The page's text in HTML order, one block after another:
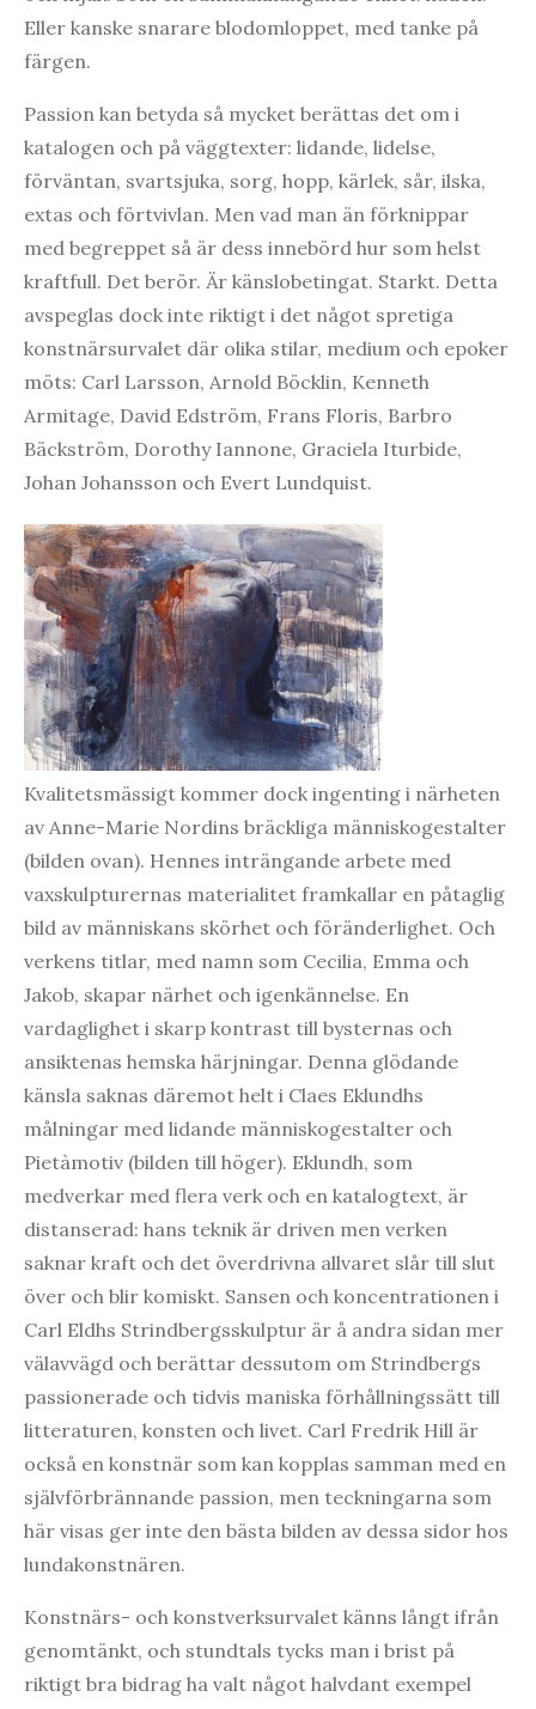
Eller kanske snarare blodomloppet, med tanke på
färgen.
Passion kan betyda så mycket berättas det om i
katalogen och på väggtexter: lidande, lidelse,
förväntan, svartsjuka, sorg, hopp, kärlek, sår, ilska,
extas och förtvivlan. Men vad man än förknippar
med begreppet så är dess innebörd hur som helst
kraftfull. Det berör. Är känslobetingat. Starkt. Detta
avspeglas dock inte riktigt i det något spretiga
konstnärsurvalet där olika stilar, medium och epoker
möts: Carl Larsson, Arnold Böcklin, Kenneth
Armitage, David Edström, Frans Floris, Barbro
Bäckström, Dorothy Iannone, Graciela Iturbide,
Johan Johansson och Evert Lundquist.
Kvalitetsmässigt kommer dock ingenting i närheten
av Anne-Marie Nordins bräckliga människogestalter
(bilden ovan). Hennes inträngande arbete med
vaxskulpturernas materialitet framkallar en påtaglig
bild av människans skörhet och föränderlighet. Och
verkens titlar, med namn som Cecilia, Emma och
Jakob, skapar närhet och igenkännelse. En
vardaglighet i skarp kontrast till bysternas och
ansiktenas hemska härjningar. Denna glödande
känsla saknas däremot helt i Claes Eklundhs
målningar med lidande människogestalter och
Pietàmotiv (bilden till höger). Eklundh, som
medverkar med flera verk och en katalogtext, är
distanserad: hans teknik är driven men verken
saknar kraft och det överdrivna allvaret slår till slut
över och blir komiskt. Sansen och koncentrationen i
Carl Eldhs Strindbergsskulptur är å andra sidan mer
välavvägd och berättar dessutom om Strindbergs
passionerade och tidvis maniska förhållningssätt till
litteraturen, konsten och livet. Carl Fredrik Hill är
också en konstnär som kan kopplas samman med en
självförbrännande passion, men teckningarna som
här visas ger inte den bästa bilden av dessa sidor hos
lundakonstnären.
Konstnärs- och konstverksurvalet känns långt ifrån
genomtänkt, och stundtals tycks man i brist på
riktigt bra bidrag ha valt något halvdant exempel